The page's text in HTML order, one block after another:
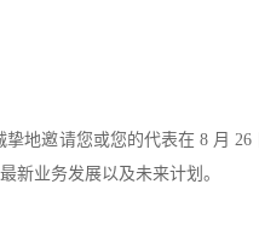
地邀请您或您的代表在 8 月
新业务发展以及未来计划。